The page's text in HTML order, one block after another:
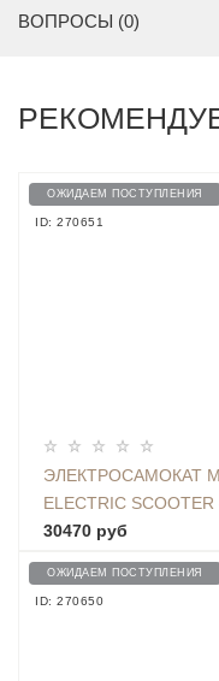
ВОПРОСЫ (0)
ОЖИДАЕМ ПОСТУПЛЕНИЯ
ID: 270651
ЭЛЕКТРОСАМОКАТ
ELECTRIC SCOOTER
FBC4004GL
30470 руб
ОЖИДАЕМ ПОСТУПЛЕНИЯ
ID: 270650